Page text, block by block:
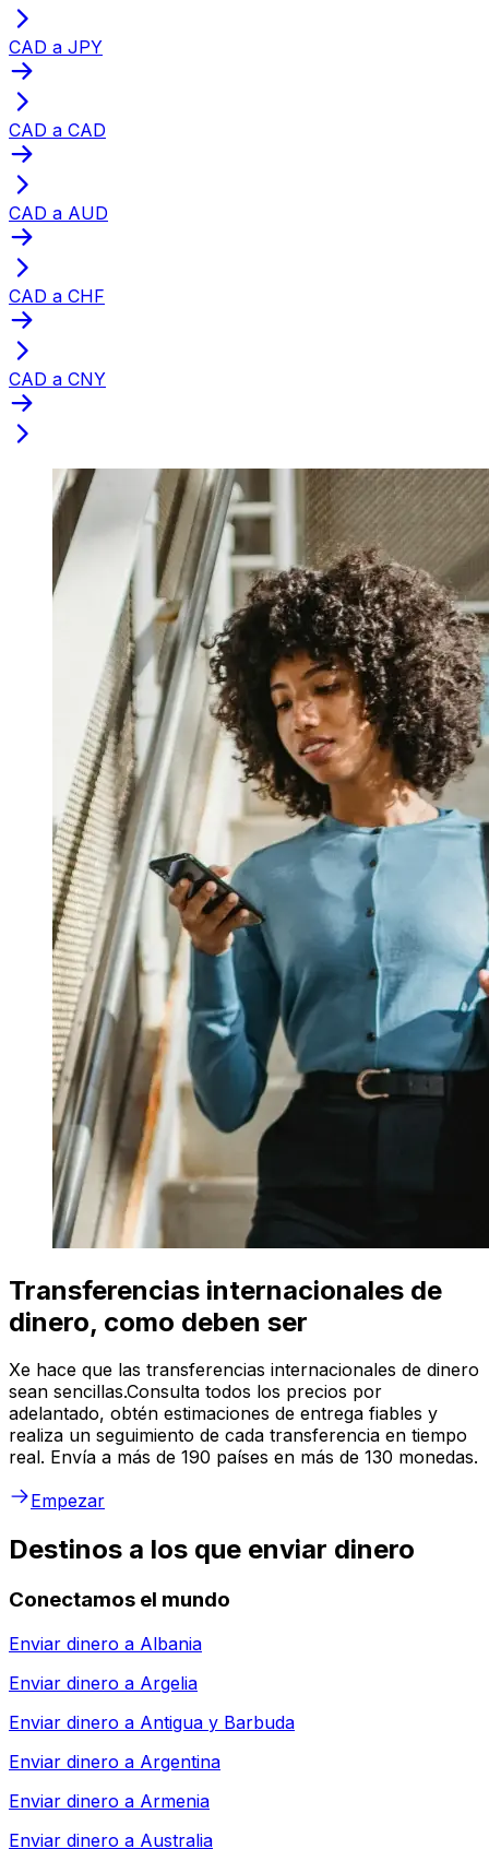
CAD a JPY
CAD a CAD
CAD a AUD
CAD a CHF
CAD a CNY
Transferencias internacionales de
dinero, como deben ser
Xe hace que las transferencias internacionales de dinero
sean sencillas.Consulta todos los precios por
adelantado, obtén estimaciones de entrega fiables y
realiza un seguimiento de cada transferencia en tiempo
real. Envía a más de 190 países en más de 130 monedas.
Empezar
Destinos a los que enviar dinero
Conectamos el mundo
Enviar dinero a Albania
Enviar dinero a Argelia
Enviar dinero a Antigua y Barbuda
Enviar dinero a Argentina
Enviar dinero a Armenia
Enviar dinero a Australia